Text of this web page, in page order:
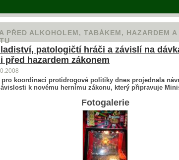
PŘED ALKOHOLEM, TABÁKEM, HAZARDEM
patologičtí hráči a závislí na
před hazardem zákonem
pro koordinaci protidrogové politiky dnes projednala
k novému hernímu zákonu, který připravuje
Fotogalerie